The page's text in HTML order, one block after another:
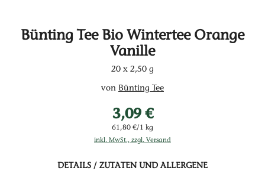
Bünting Tee Bio Wintertee Orange
Vanille
20 x 2,50 g
von Bünting Tee
3,09 €
61,80 €/1 kg
inkl. MwSt., zzgl. Versand
DETAILS / ZUTATEN UND ALLERGENE